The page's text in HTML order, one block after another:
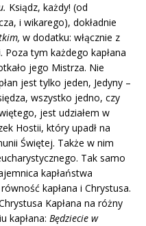
Ksiądz, każdy! (od
i wikarego), dokładnie
w dodatku: włącznie z
tym każdego kapłana
jego Mistrza. Nie
jest tylko jeden, Jedyny –
wszystko jedno, czy
jest udziałem w
Hostii, który upadł na
Świętej. Także w nim
Tak samo
kapłaństwa
kapłana i Chrystusa.
Kapłana na różny
kapłana: Będziecie w